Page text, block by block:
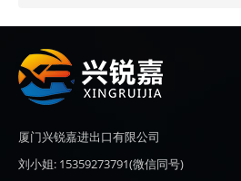
厦门兴锐嘉进出口有限公司
刘小姐: 15359273791(微信同号)